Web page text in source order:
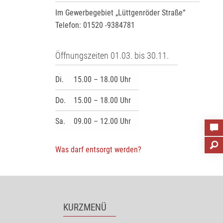
Im Gewerbegebiet „Lüttgenröder Straße“
Telefon: 01520 -9384781
Öffnungszeiten 01.03. bis 30.11.
Di. 15.00 – 18.00 Uhr
Do. 15.00 – 18.00 Uhr
Sa. 09.00 – 12.00 Uhr
Was darf entsorgt werden?
KURZMENÜ